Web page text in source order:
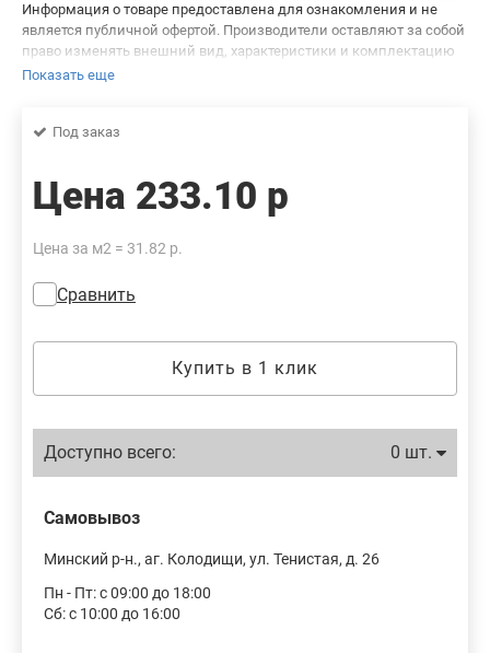
Информация о товаре предоставлена для ознакомления и не
является публичной офертой. Производители оставляют за собой
право изменять внешний вид, характеристики и комплектацию
товара, предварительно не уведомляя продавцов и потребителей.
фотографиях товара. Будем благодарны вам за сообщение об
Показать еще
Под заказ
Цена 233.10 р
Цена за м2 = 31.82 р.
Сравнить
Купить в 1 клик
Доступно всего: 0 шт.
Самовывоз
Минский р-н., аг. Колодищи, ул. Тенистая, д. 26
Пн - Пт: с 09:00 до 18:00
Сб: с 10:00 до 16:00